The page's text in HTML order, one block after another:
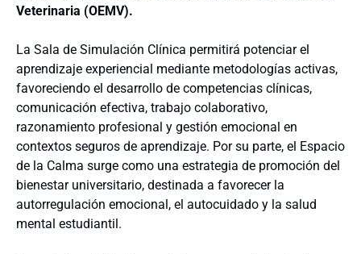
Veterinaria (OEMV).
La Sala de Simulación Clínica permitirá potenciar el
aprendizaje experiencial mediante metodologías activas,
favoreciendo el desarrollo de competencias clínicas,
comunicación efectiva, trabajo colaborativo,
razonamiento profesional y gestión emocional en
contextos seguros de aprendizaje. Por su parte, el Espacio
de la Calma surge como una estrategia de promoción del
bienestar universitario, destinada a favorecer la
autorregulación emocional, el autocuidado y la salud
mental estudiantil.